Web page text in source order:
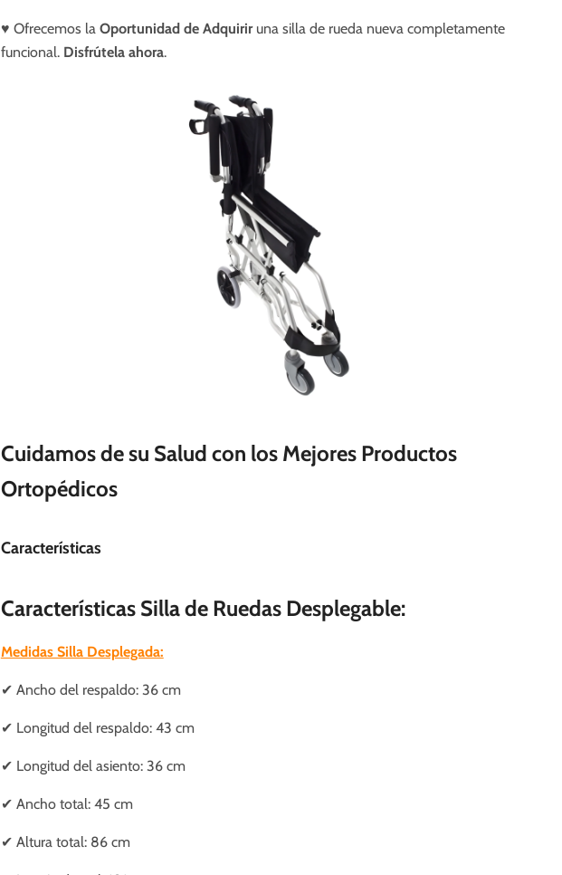
♥ Ofrecemos la Oportunidad de Adquiriruna silla de rueda nueva completamente
funcional. Disfrútela ahora.
Cuidamos de su Salud con los Mejores Productos
Ortopédicos
Características
Características Silla de Ruedas Desplegable:
Medidas Silla Desplegada:
✔ Ancho del respaldo: 36 cm
✔ Longitud del respaldo: 43 cm
✔ Longitud del asiento: 36 cm
✔ Ancho total: 45 cm
✔ Altura total: 86 cm